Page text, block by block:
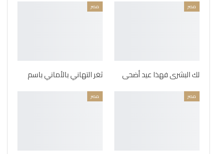
مصر
لك البشرى فهذا عيد أضحى
مصر
ثغر التهاني بالأماني باسم
مصر مصر